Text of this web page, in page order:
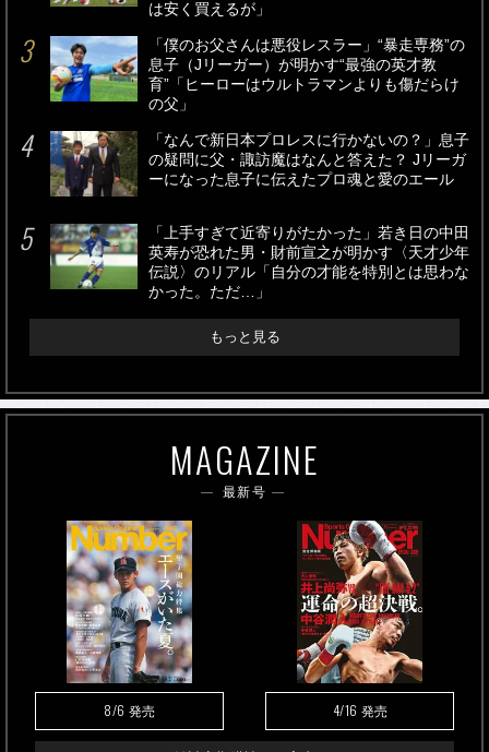
は安く買えるが」
「僕のお父さんは悪役レスラー」“暴走専務”の
息子（Jリーガー）が明かす“最強の英才教
育”「ヒーローはウルトラマンよりも傷だらけ
の父」
「なんで新日本プロレスに行かないの？」息子
の疑問に父・諏訪魔はなんと答えた？ Jリーガ
ーになった息子に伝えたプロ魂と愛のエール
「上手すぎて近寄りがたかった」若き日の中田
英寿が恐れた男・財前宣之が明かす〈天才少年
伝説〉のリアル「自分の才能を特別とは思わな
かった。ただ…」
もっと見る
MAGAZINE
最新号
8/6 発売 4/16 発売